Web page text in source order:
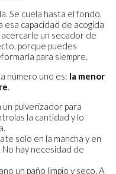
Se cuela hasta el fondo,
esa capacidad de acogida
un secador de
porque puedes
para siempre.
número uno es: la menor
.
un pulverizador para
la cantidad y lo
solo en la mancha y en
No hay necesidad de
un paño limpio y seco. A